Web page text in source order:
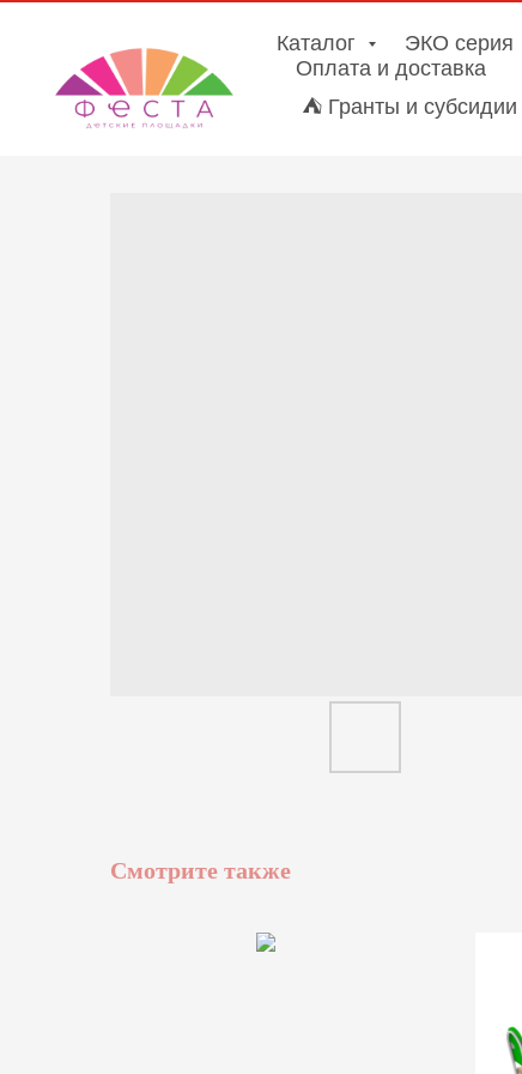
Каталог ЭКО серия
Оплата и доставка
⛺ Гранты и субсидии
Смотрите также